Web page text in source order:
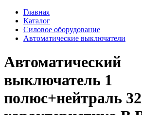
Главная
Каталог
Силовое оборудование
Автоматические выключатели
Автоматический
выключатель 1
полюс+нейтраль